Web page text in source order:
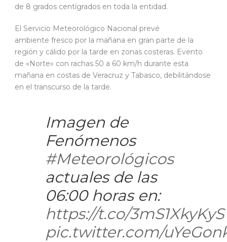
de 8 grados centígrados en toda la entidad.
El Servicio Meteorológico Nacional prevé
ambiente fresco por la mañana en gran parte de la
región y cálido por la tarde en zonas costeras. Evento
de «Norte» con rachas 50 a 60 km/h durante esta
mañana en costas de Veracruz y Tabasco, debilitándose
en el transcurso de la tarde.
Imagen de
Fenómenos
#Meteorológicos
actuales de las
06:00 horas en:
https://t.co/3mS1XkyKyS
pic.twitter.com/